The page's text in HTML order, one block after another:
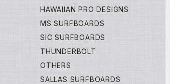
HAWAIIAN PRO DESIGNS
MS SURFBOARDS
SIC SURFBOARDS
THUNDERBOLT
OTHERS
SALLAS SURFBOARDS